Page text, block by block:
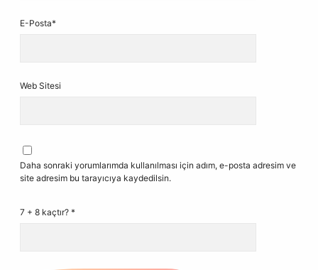
E-Posta*
Web Sitesi
Daha sonraki yorumlarımda kullanılması için adım, e-posta adresim ve
site adresim bu tarayıcıya kaydedilsin.
7 + 8 kaçtır? *